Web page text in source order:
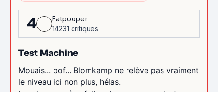
4
Fatpooper
14231 critiques
Test Machine
Mouais... bof... Blomkamp ne relève pas vraiment
le niveau ici non plus, hélas.